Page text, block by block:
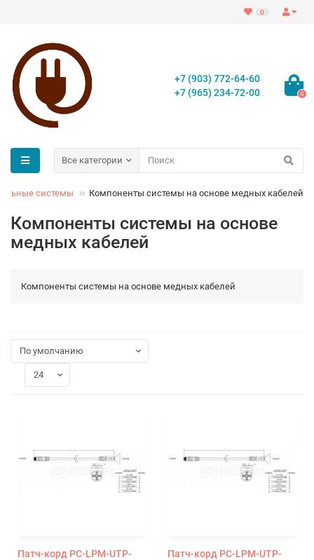
0
+7 (903) 772-64-60
+7 (965) 234-72-00
0
Все категории
системы Компоненты системы на основе медных кабелей
Компоненты системы на основе
медных кабелей
Компоненты системы на основе медных кабелей
Патч-корд PC-LPM-UTP-
Патч-корд PC-LPM-UTP-